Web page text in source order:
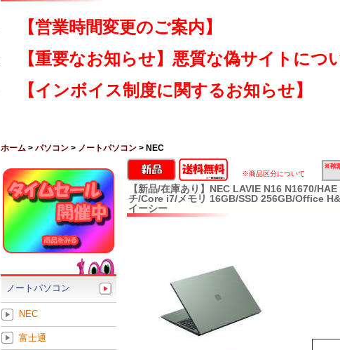
【営業時間変更のご案内】
【重要なお知らせ】悪質な偽サイトにつ
【インボイス制度に関するお知らせ】
ホーム > パソコン > ノートパソコン > NEC
※商品区分について
【新品/在庫あり】NEC LAVIE N16 N1670/
チ/Core i7/メモリ 16GB/SSD 256GB/Office
イーシー
ノートパソコン
NEC
富士通